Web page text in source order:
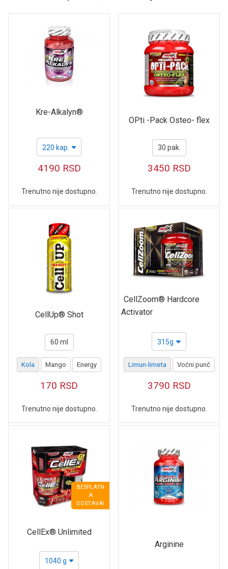
Kre-Alkalyn®
220 kap.
4190 RSD
Trenutno nije dostupno.
OPti -Pack Osteo- flex
30 pak.
3450 RSD
Trenutno nije dostupno.
CellUp® Shot
60 ml
Kola Mango Energy
170 RSD
Trenutno nije dostupno.
CellZoom® Hardcore
Activator
315g
Limun-limeta Voćni punč
3790 RSD
Trenutno nije dostupno.
BESPLATN
A
DOSTAVA!
CellEx® Unlimited
1040 g
Arginine